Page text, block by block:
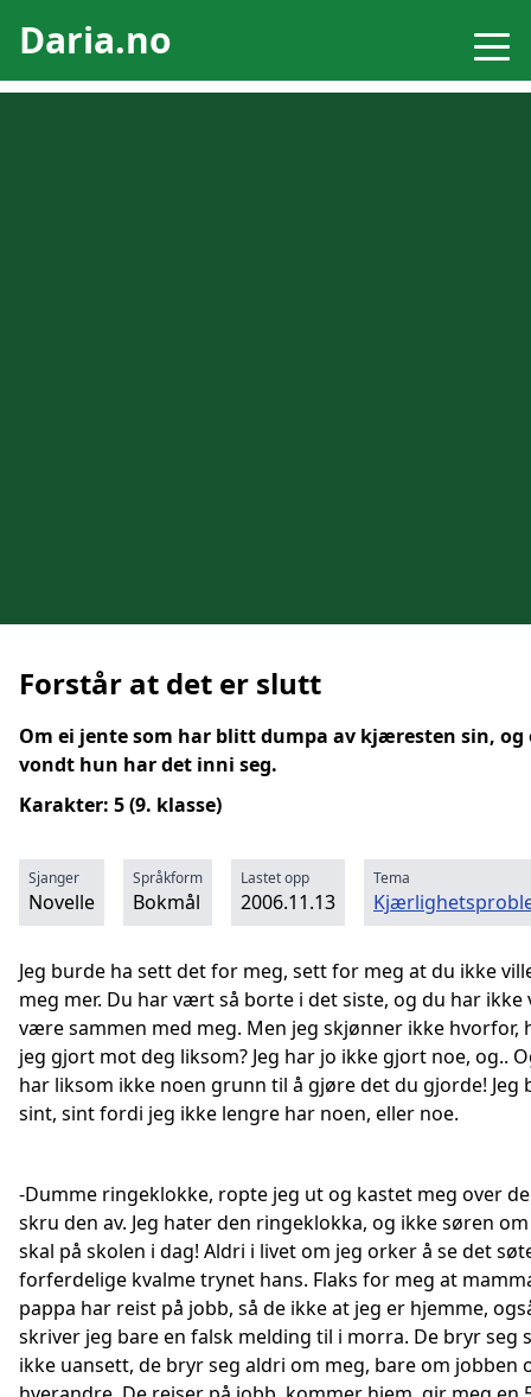
Daria.no
Forstår at det er slutt
Om ei jente som har blitt dumpa av kjæresten sin, og
vondt hun har det inni seg.
Karakter: 5 (9. klasse)
Sjanger
Novelle
Språkform
Bokmål
Lastet opp
2006.11.13
Tema
Jeg burde ha sett det for meg, sett for meg at du ikke
meg mer. Du har vært så borte i det siste, og du har ikke
være sammen med meg. Men jeg skjønner ikke hvorfor,
jeg gjort mot deg liksom? Jeg har jo ikke gjort noe, og..
har liksom ikke noen grunn til å gjøre det du gjorde! Jeg
sint, sint fordi jeg ikke lengre har noen, eller noe.
-Dumme ringeklokke, ropte jeg ut og kastet meg over
skru den av. Jeg hater den ringeklokka, og ikke søren
skal på skolen i dag! Aldri i livet om jeg orker å se det
forferdelige kvalme trynet hans. Flaks for meg at
pappa har reist på jobb, så de ikke at jeg er hjemme,
skriver jeg bare en falsk melding til i morra. De bryr seg
ikke uansett, de bryr seg aldri om meg, bare om jobben